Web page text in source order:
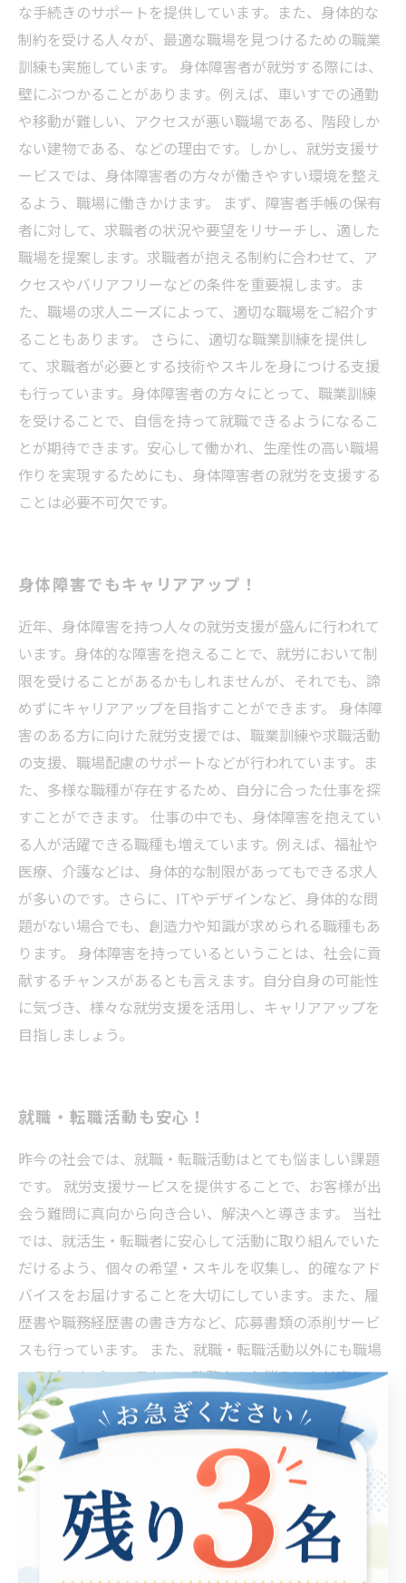
な手続きのサポートを提供しています。また、身体的な
制約を受ける人々が、最適な職場を見つけるための職業
訓練も実施しています。 身体障害者が就労する際には、
壁にぶつかることがあります。例えば、車いすでの通勤
や移動が難しい、アクセスが悪い職場である、階段しか
ない建物である、などの理由です。しかし、就労支援サ
ービスでは、身体障害者の方々が働きやすい環境を整え
るよう、職場に働きかけます。 まず、障害者手帳の保有
者に対して、求職者の状況や要望をリサーチし、適した
職場を提案します。求職者が抱える制約に合わせて、ア
クセスやバリアフリーなどの条件を重要視します。ま
た、職場の求人ニーズによって、適切な職場をご紹介す
ることもあります。 さらに、適切な職業訓練を提供し
て、求職者が必要とする技術やスキルを身につける支援
も行っています。身体障害者の方々にとって、職業訓練
を受けることで、自信を持って就職できるようになるこ
とが期待できます。安心して働かれ、生産性の高い職場
作りを実現するためにも、身体障害者の就労を支援する
ことは必要不可欠です。
身体障害でもキャリアアップ！
近年、身体障害を持つ人々の就労支援が盛んに行われて
います。身体的な障害を抱えることで、就労において制
限を受けることがあるかもしれませんが、それでも、諦
めずにキャリアアップを目指すことができます。 身体障
害のある方に向けた就労支援では、職業訓練や求職活動
の支援、職場配慮のサポートなどが行われています。ま
た、多様な職種が存在するため、自分に合った仕事を探
すことができます。 仕事の中でも、身体障害を抱えてい
る人が活躍できる職種も増えています。例えば、福祉や
医療、介護などは、身体的な制限があってもできる求人
が多いのです。さらに、ITやデザインなど、身体的な問
題がない場合でも、創造力や知識が求められる職種もあ
ります。 身体障害を持っているということは、社会に貢
献するチャンスがあるとも言えます。自分自身の可能性
に気づき、様々な就労支援を活用し、キャリアアップを
目指しましょう。
就職・転職活動も安心！
昨今の社会では、就職・転職活動はとても悩ましい課題
です。 就労支援サービスを提供することで、お客様が出
会う難問に真向から向き合い、解決へと導きます。 当社
では、就活生・転職者に安心して活動に取り組んでいた
だけるよう、個々の希望・スキルを収集し、的確なアド
バイスをお届けすることを大切にしています。また、履
歴書や職務経歴書の書き方など、応募書類の添削サービ
スも行っています。 また、就職・転職活動以外にも職場
トラブルやパワハラなど、勤務中のお悩みにも対応して
おります。 専門家の知識を基に万全の体制でお客様の問
題に対応し、一緒に解決していきます。 就職・転職活動
を始める方、現在勤務している方も、気軽にご相談くだ
さい。
マンツーマンでのサポートも可能！